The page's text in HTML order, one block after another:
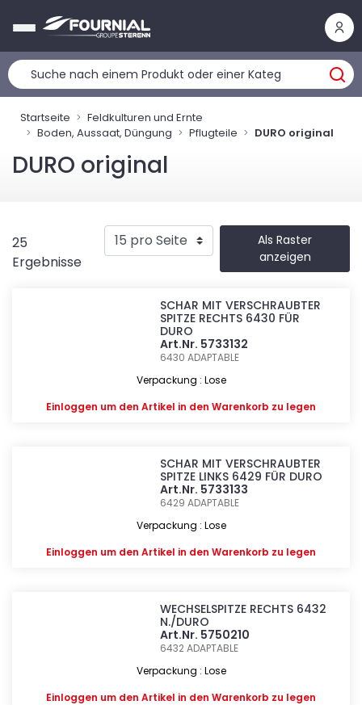
Startseite
Feldkulturen und Ernte
Boden, Aussaat, Düngung
Pflugteile DURO original
DURO original
25
Ergebnisse
Als Raster
anzeigen
SCHAR MIT VERSCHRAUBTER
SPITZE RECHTS 6430 FÜR
DURO
Art.Nr. 5733132
6430ADAPTABLE
Verpackung : Lose
Einloggen um den Artikel in den Warenkorb zu legen
SCHAR MIT VERSCHRAUBTER
SPITZE LINKS 6429 FÜR DURO
Art.Nr. 5733133
6429ADAPTABLE
Verpackung : Lose
Einloggen um den Artikel in den Warenkorb zu legen
WECHSELSPITZE RECHTS 6432
N./DURO
Art.Nr. 5750210
6432ADAPTABLE
Verpackung : Lose
Einloggen um den Artikel in den Warenkorb zu legen